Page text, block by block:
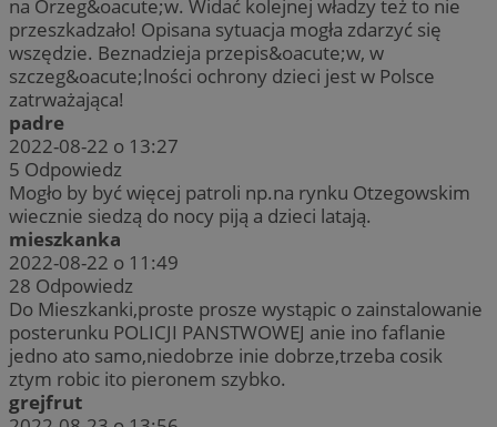
na Orzeg&oacute;w. Widać kolejnej władzy też to nie
przeszkadzało! Opisana sytuacja mogła zdarzyć się
wszędzie. Beznadzieja przepis&oacute;w, w
szczeg&oacute;lności ochrony dzieci jest w Polsce
zatrważająca!
padre
2022-08-22 o 13:27
5 Odpowiedz
Mogło by być więcej patroli np.na rynku Otzegowskim
wiecznie siedzą do nocy piją a dzieci latają.
mieszkanka
2022-08-22 o 11:49
28 Odpowiedz
Do Mieszkanki,proste prosze wystąpic o zainstalowanie
posterunku POLICJI PANSTWOWEJ anie ino faflanie
jedno ato samo,niedobrze inie dobrze,trzeba cosik
ztym robic ito pieronem szybko.
grejfrut